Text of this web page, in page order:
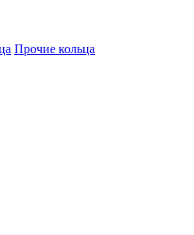
Прочие кольца